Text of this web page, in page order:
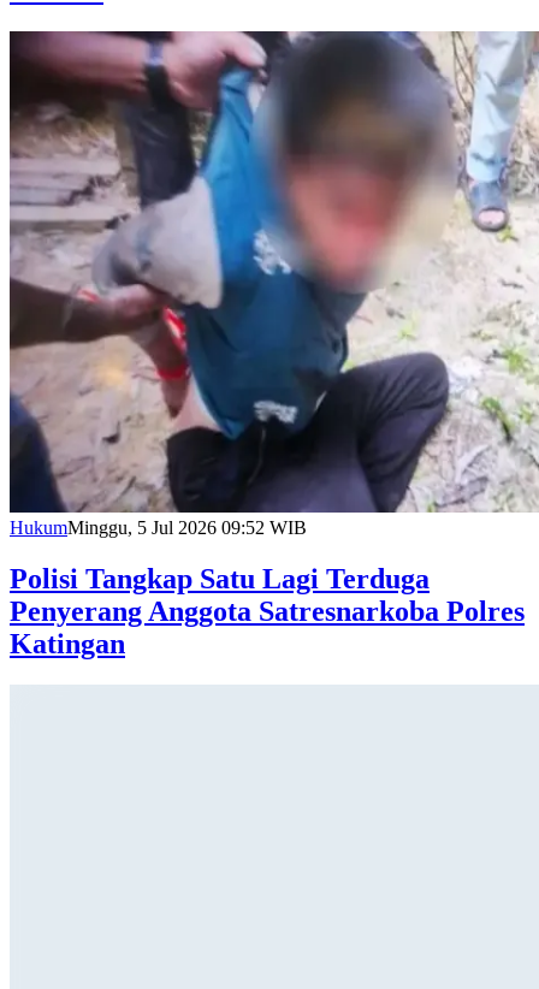
HukumMinggu, 5 Jul 2026 09:52 WIB
Polisi Tangkap Satu Lagi Terduga
Penyerang Anggota Satresnarkoba Polres
Katingan